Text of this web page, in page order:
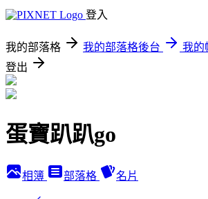
登入
我的部落格 我的部落格後台
我的
登出
蛋寶趴趴go
相簿 部落格 名片